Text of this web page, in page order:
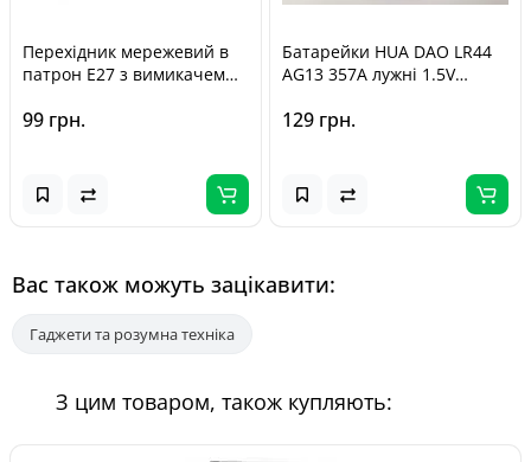
Перехідник мережевий в
патрон Е27 з вимикачем
/ Кутовий
99 грн.
Батарейки HUA DAO LR44
AG13 357A лужні 1.5V
129 грн.
Вас також можуть зацікавити:
Гаджети та розумна техніка
З цим товаром, також купляють: